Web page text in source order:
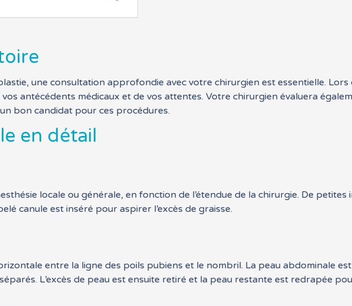
une consultation approfondie avec votre chirurgien est essentielle. Lors
antécédents médicaux et de vos attentes. Votre chirurgien évaluera
bon candidat pour ces procédures.
en détail
locale ou générale, en fonction de l’étendue de la chirurgie. De petites
canule est inséré pour aspirer l’excès de graisse.
entre la ligne des poils pubiens et le nombril. La peau abdominale
L’excès de peau est ensuite retiré et la peau restante est redrapée